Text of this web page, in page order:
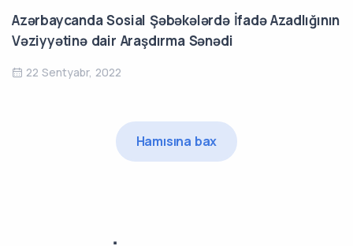
Azərbaycanda Sosial Şəbəkələrdə İfadə Azadlığının
Vəziyyətinə dair Araşdırma Sənədi
22 Sentyabr, 2022
Hamısına bax